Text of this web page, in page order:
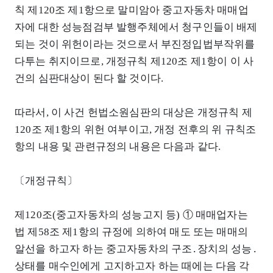
칙 제120조 제1항으로 말미암아 중고자동차 매매업
자에 대한 성능점검부 발행주체에서 청구인들이 배제
되는 것이 위헌이라는 것으로서 부진정입법부작위를
다투는 취지이므로, 개정규칙 제120조 제1항이 이 사
건의 심판대상이 된다 할 것이다.
따라서, 이 사건 헌법소원심판의 대상은 개정규칙 제
120조 제1항의 위헌 여부이고, 개정 전후의 위 규칙조
항의 내용 및 관련규정의 내용은 다음과 같다.
〔개정규칙〕
제120조(중고자동차의 성능고지 등) ① 매매업자는
법 제58조 제1항의 규정에 의하여 매도 또는 매매의
알선을 하고자 하는 중고자동차의 구조․장치의 성능․
상태를 매수인에게 고지하고자 하는 때에는 다음 각